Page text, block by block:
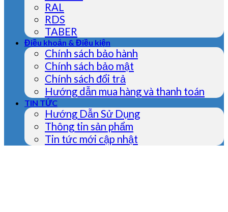
RAL
RDS
TABER
Điều khoản & Điều kiện
Chính sách bảo hành
Chính sách bảo mật
Chính sách đổi trả
Hướng dẫn mua hàng và thanh toán
TIN TỨC
Hướng Dẫn Sử Dụng
Thông tin sản phẩm
Tin tức mới cập nhật